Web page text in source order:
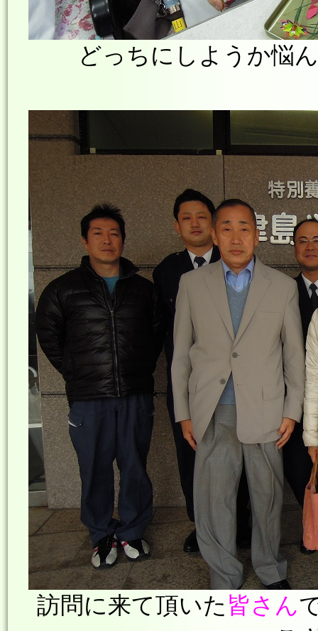
どっちにしようか悩
訪問に来て頂いた 皆さん